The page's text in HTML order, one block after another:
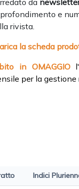
e
rivista.
la scheda
in OMAGGIO
per la
Indici